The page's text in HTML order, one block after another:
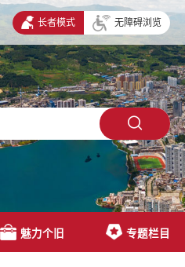
长者模式 无障碍浏览
魅力个旧 专题栏目